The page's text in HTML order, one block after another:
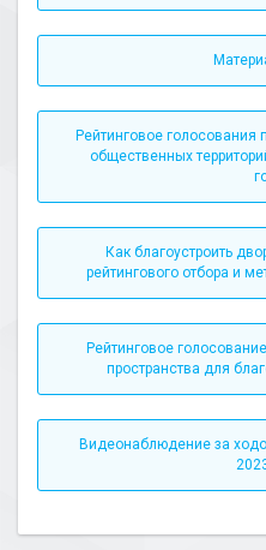
Рейтинговое голосования
общественных
Как благоустроить
рейтингового отбора и
Рейтинговое
пространства для
Видеонаблюдение за